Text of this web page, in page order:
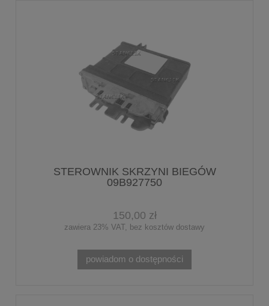
STEROWNIK SKRZYNI BIEGÓW
09B927750
150,00 zł
zawiera 23% VAT, bez kosztów dostawy
powiadom o dostępności